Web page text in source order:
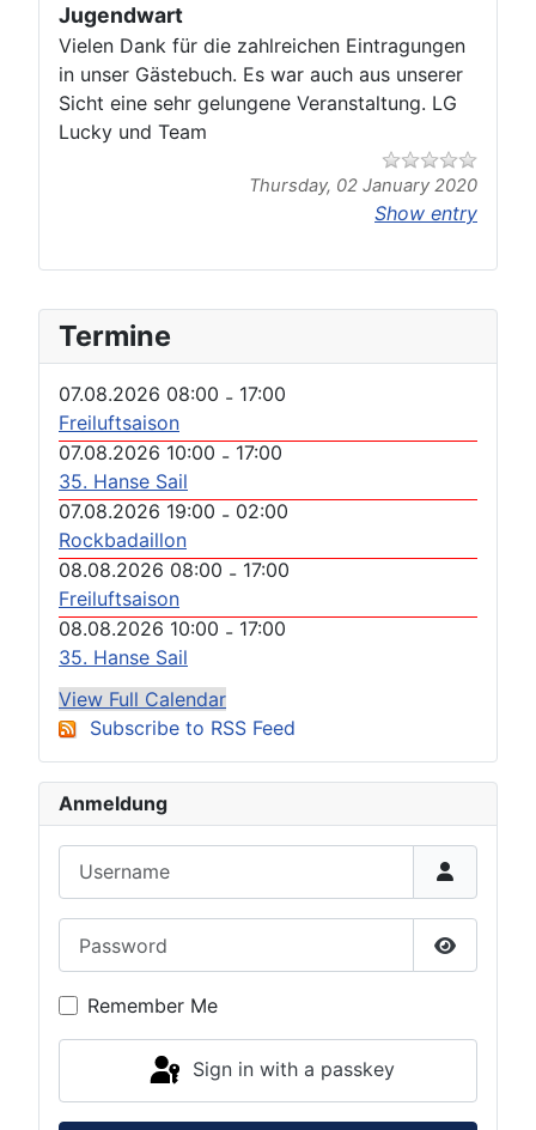
Termine
07.08.2026 08:00 - 17:00
Freiluftsaison
07.08.2026 10:00 - 17:00
35. Hanse Sail
07.08.2026 19:00 - 02:00
Rockbadaillon
08.08.2026 08:00 - 17:00
Freiluftsaison
08.08.2026 10:00 - 17:00
35. Hanse Sail
View Full Calendar
Subscribe to RSS Feed
Anmeldung
Show
Remember Me
Sign in with a passkey
Jugendwart
Vielen Dank für die zahlreichen Eintragungen
in unser Gästebuch. Es war auch aus unserer
Sicht eine sehr gelungene Veranstaltung. LG
Lucky und Team
Thursday, 02 January 2020
Show entry